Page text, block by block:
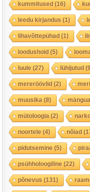
kummitused(16)
leedu kirjandus (1)
lihavõttepühad(1)
loodushoid(5)
luule (27) lühijutud
mereröövlid(2)
muusika (8)
mütoloogia (2)
noortele (4) nõiad
pidutsemine (5)
psühholoogiline (22)
põnevus (131)